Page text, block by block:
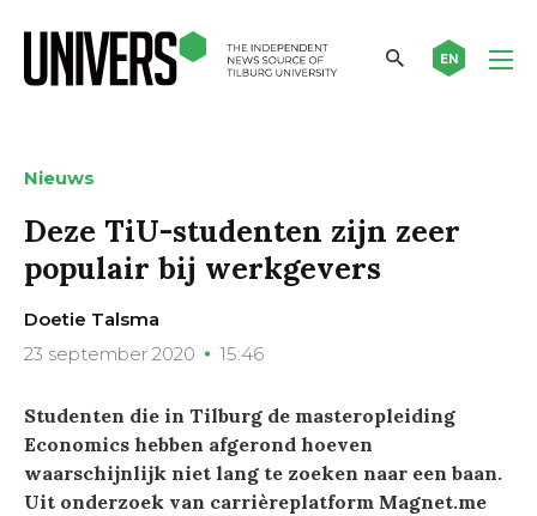
EN
Nieuws
Deze TiU-studenten zijn zeer
populair bij werkgevers
Doetie Talsma
23 september 2020
15:46
Studenten die in Tilburg de masteropleiding
Economics hebben afgerond hoeven
waarschijnlijk niet lang te zoeken naar een baan.
Uit onderzoek van carrièreplatform Magnet.me